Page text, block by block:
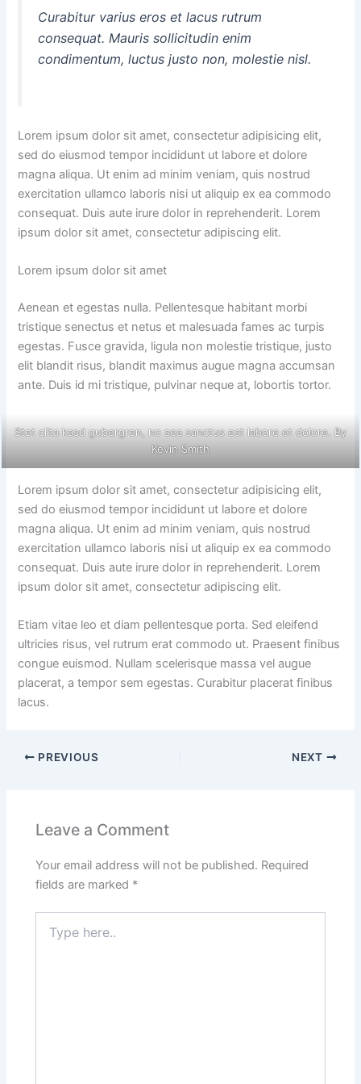
Curabitur varius eros et lacus rutrum
consequat. Mauris sollicitudin enim
condimentum, luctus justo non, molestie nisl.
Lorem ipsum dolor sit amet, consectetur adipisicing elit,
sed do eiusmod tempor incididunt ut labore et dolore
magna aliqua. Ut enim ad minim veniam, quis nostrud
exercitation ullamco laboris nisi ut aliquip ex ea commodo
consequat. Duis aute irure dolor in reprehenderit. Lorem
ipsum dolor sit amet, consectetur adipiscing elit.
Lorem ipsum dolor sit amet
Aenean et egestas nulla. Pellentesque habitant morbi
tristique senectus et netus et malesuada fames ac turpis
egestas. Fusce gravida, ligula non molestie tristique, justo
elit blandit risus, blandit maximus augue magna accumsan
ante. Duis id mi tristique, pulvinar neque at, lobortis tortor.
Stet clita kasd gubergren, no sea sanctus est labore et dolore. By
Kevin Smith
Lorem ipsum dolor sit amet, consectetur adipisicing elit,
sed do eiusmod tempor incididunt ut labore et dolore
magna aliqua. Ut enim ad minim veniam, quis nostrud
exercitation ullamco laboris nisi ut aliquip ex ea commodo
consequat. Duis aute irure dolor in reprehenderit. Lorem
ipsum dolor sit amet, consectetur adipiscing elit.
Etiam vitae leo et diam pellentesque porta. Sed eleifend
ultricies risus, vel rutrum erat commodo ut. Praesent finibus
congue euismod. Nullam scelerisque massa vel augue
placerat, a tempor sem egestas. Curabitur placerat finibus
lacus.
PREVIOUS NEXT
Leave a Comment
Your email address will not be published. Required
fields are marked *
here..